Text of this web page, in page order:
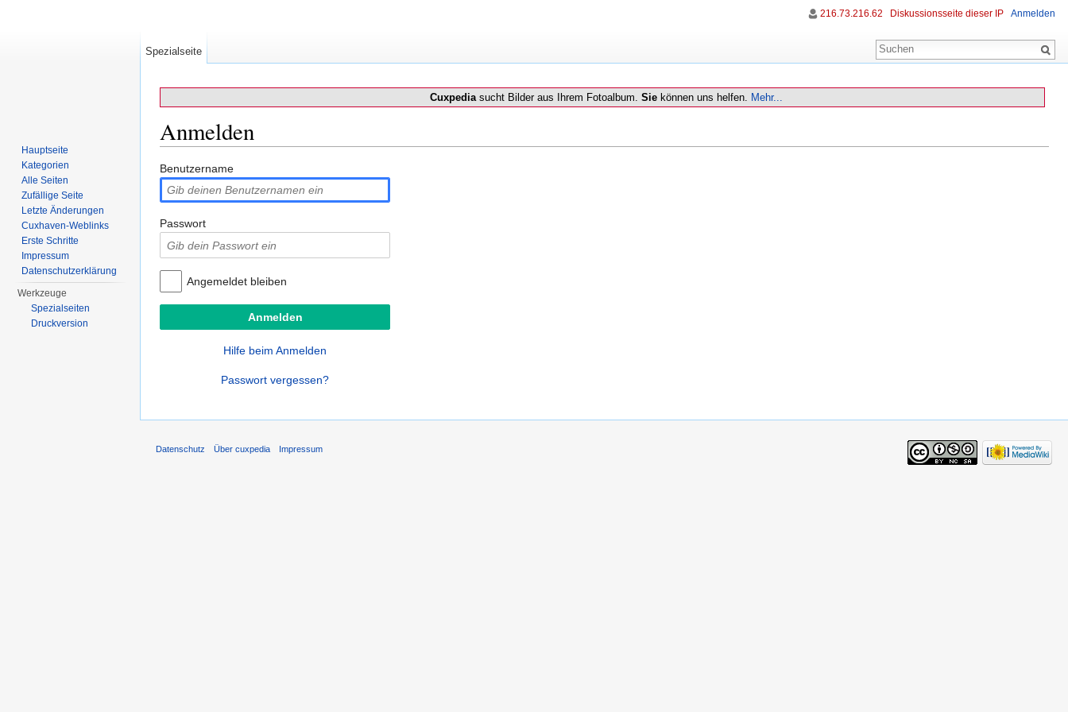
Cuxpediasucht Bilder aus Ihrem Fotoalbum. Sie können uns helfen. Mehr...
Anmelden
Benutzername
Passwort
Angemeldet bleiben
Hilfe beim Anmelden
Passwort vergessen?
216.73.216.62 Diskussionsseite dieser IP Anmelden
Spezialseite
Hauptseite
Kategorien
Alle Seiten
Zufällige Seite
Letzte Änderungen
Cuxhaven-Weblinks
Erste Schritte
Impressum
Datenschutzerklärung
Werkzeuge
Spezialseiten
Druckversion
Datenschutz Über cuxpedia Impressum